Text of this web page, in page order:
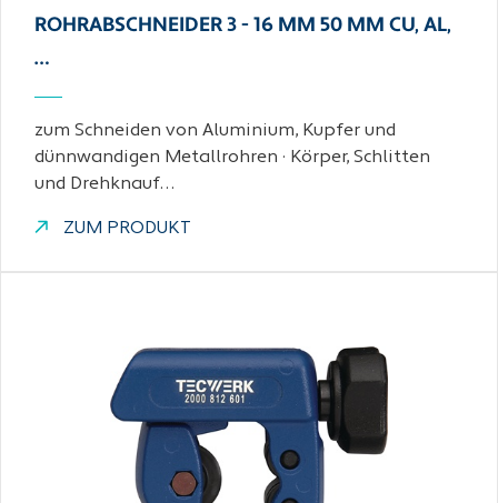
ROHRABSCHNEIDER 3 - 16 MM 50 MM CU, AL,
…
zum Schneiden von Aluminium, Kupfer und
dünnwandigen Metallrohren · Körper, Schlitten
und Drehknauf…
ZUM PRODUKT